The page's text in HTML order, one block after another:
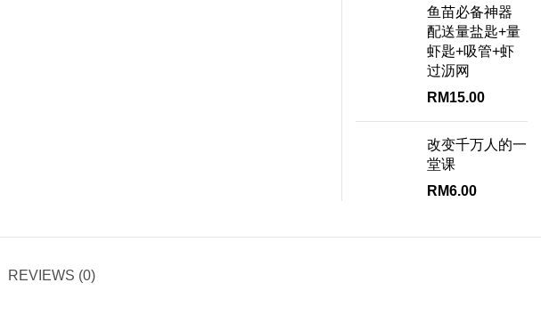
鱼苗必备神器
配送量盐匙+量
虾匙+吸管+虾
过沥网
RM15.00
改变千万人的一
堂课
RM6.00
REVIEWS (0)